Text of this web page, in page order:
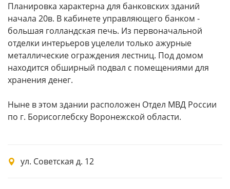
Планировка характерна для банковских зданий
начала 20в. В кабинете управляющего банком -
большая голландская печь. Из первоначальной
отделки интерьеров уцелели только ажурные
металлические ограждения лестниц. Под домом
находится обширный подвал с помещениями для
хранения денег.
Ныне в этом здании расположен Отдел МВД России
по г. Борисоглебску Воронежской области.
ул. Советская д. 12